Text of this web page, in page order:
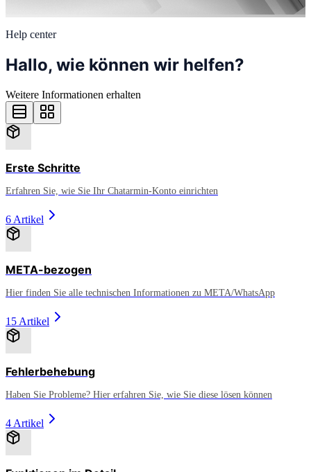
Help center
Hallo, wie können wir helfen?
Weitere Informationen erhalten
Erste Schritte
Erfahren Sie, wie Sie Ihr Chatarmin-Konto einrichten
6 Artikel
META-bezogen
Hier finden Sie alle technischen Informationen zu META/WhatsApp
15 Artikel
Fehlerbehebung
Haben Sie Probleme? Hier erfahren Sie, wie Sie diese lösen können
4 Artikel